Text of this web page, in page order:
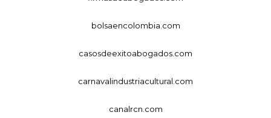
bolsaencolombia.com
casosdeexitoabogados.com
carnavalindustriacultural.com
canalrcn.com